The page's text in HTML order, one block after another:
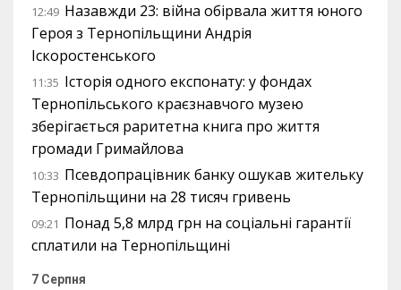
12:49 Назавжди 23: війна обірвала життя юного
Героя з Тернопільщини Андрія
Іскоростенського
11:35 Історія одного експонату: у фондах
Тернопільського краєзнавчого музею
зберігається раритетна книга про життя
громади Гримайлова
10:33 Псевдопрацівник банку ошукав жительку
Тернопільщини на 28 тисяч гривень
09:21 Понад 5,8 млрд грн на соціальні гарантії
сплатили на Тернопільщині
7 Серпня